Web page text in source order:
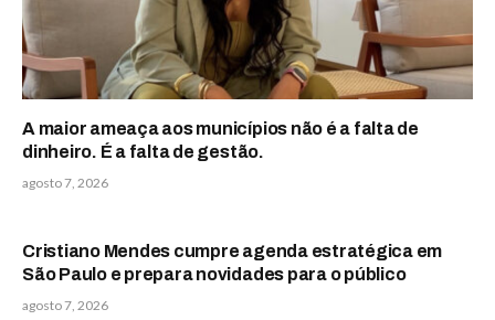
A maior ameaça aos municípios não é a falta de
dinheiro. É a falta de gestão.
agosto 7, 2026
Cristiano Mendes cumpre agenda estratégica em
São Paulo e prepara novidades para o público
agosto 7, 2026